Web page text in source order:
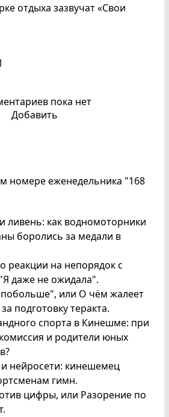
отдыха зазвучат «Свои
пока нет
Добавить
номере еженедельника "168
ливень: как водномоторники
боролись за медали в
реакции на непорядок с
даже не ожидала".
или О чём жалеет
подготовку теракта.
спорта в Кинешме: при
и родители юных
нейросети: кинешемец
гимн.
цифры, или Разорение по